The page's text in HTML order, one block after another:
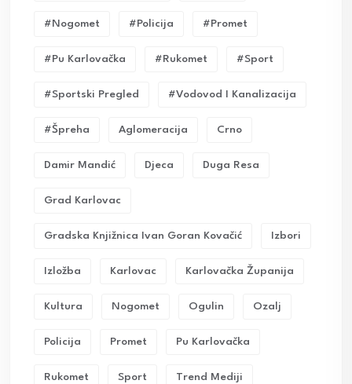
#nogomet #policija #promet
#pu Karlovačka #rukomet #sport
#sportski Pregled #vodovod I Kanalizacija
#Špreha Aglomeracija Crno
Damir Mandić Djeca Duga Resa
Grad Karlovac
Gradska Knjižnica Ivan Goran Kovačić Izbori
Izložba Karlovac Karlovačka Županija
Kultura Nogomet Ogulin Ozalj
Policija Promet Pu Karlovačka
Rukomet Sport Trend Mediji